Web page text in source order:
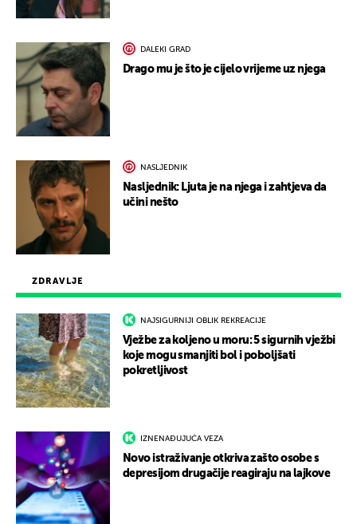
ZDRAVLJE
NAJSIGURNIJI OBLIK REKREACIJE
Vježbe za koljeno u moru: 5 sigurnih vježbi
koje mogu smanjiti bol i poboljšati
pokretljivost
IZNENAĐUJUĆA VEZA
Novo istraživanje otkriva zašto osobe s
depresijom drugačije reagiraju na lajkove
DALEKI GRAD
Drago mu je što je cijelo vrijeme uz njega
NASLJEDNIK
Nasljednik: Ljuta je na njega i zahtjeva da
učini nešto